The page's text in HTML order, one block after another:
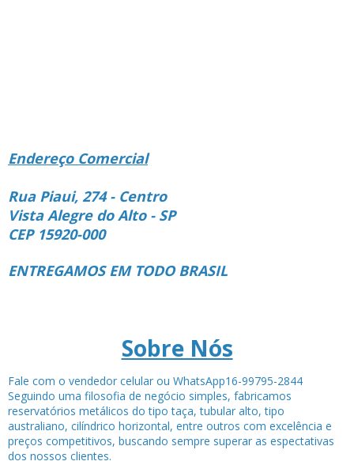
Endereço Comercial
Rua Piaui, 274 - Centro
Vista Alegre do Alto - SP
CEP 15920-000
ENTREGAMOS EM TODO BRASIL
Sobre Nós
Fale com o vendedor celular ou WhatsApp16-99795-2844
Seguindo uma filosofia de negócio simples, fabricamos
reservatórios metálicos do tipo taça, tubular alto, tipo
australiano, cilíndrico horizontal, entre outros com excelência e
preços competitivos, buscando sempre superar as espectativas
dos nossos clientes.